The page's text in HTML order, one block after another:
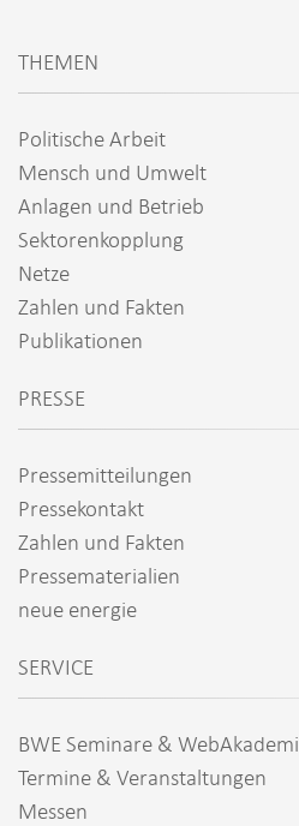
THEMEN
Politische Arbeit
Mensch und Umwelt
Anlagen und Betrieb
Sektorenkopplung
Netze
Zahlen und Fakten
Publikationen
PRESSE
Pressemitteilungen
Pressekontakt
Zahlen und Fakten
Pressematerialien
neue energie
SERVICE
BWE Seminare &
Termine & Veranstaltungen
Messen